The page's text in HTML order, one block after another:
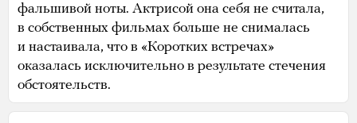
фальшивой ноты. Актрисой она себя не считала,
в собственных фильмах больше не снималась
и настаивала, что в «Коротких встречах»
оказалась исключительно в результате стечения
обстоятельств.